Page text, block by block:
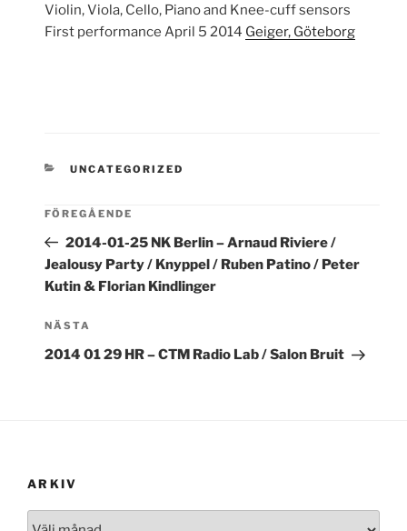
Violin, Viola, Cello, Piano and Knee-cuff sensors
First performance April 5 2014 Geiger, Göteborg
KATEGORIER
UNCATEGORIZED
FÖREGÅENDE
2014-01-25 NK Berlin – Arnaud Riviere /
Jealousy Party / Knyppel / Ruben Patino / Peter
Kutin & Florian Kindlinger
Nästa
inlägg
NÄSTA
2014 01 29 HR – CTM Radio Lab / Salon Bruit
ARKIV